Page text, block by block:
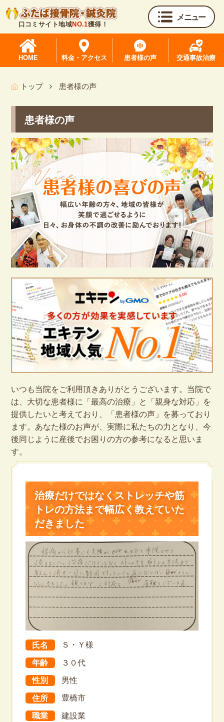
口コミサイト地域NO.1獲得！
メニュー
HOME 料金・アクセス 患者様の声 交通事故治療
トップ 患者様の声
患者様の声
いつも当院をご利用頂きありがとうございます。当院で
は、大切な患者様に「最高の治療」と「親身な対応」を
提供したいと考えており、「患者様の声」を募っており
ます。あなた様のお声が、実際に私たちの力となり、今
後同じように産後でお困りの方の参考になると思いま
す。
治療だけではなくストレッチや筋
トレの方法まで幅広く教えていた
だきました
氏名 Ｓ・Ｙ様
年齢 ３０代
性別 男性
住所 豊橋市
職業 建設業